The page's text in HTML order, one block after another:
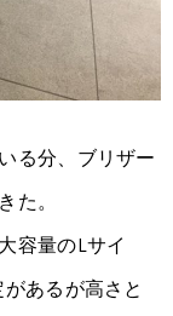
る分、ブリザー
た。
容量のLサイ
あるが高さと